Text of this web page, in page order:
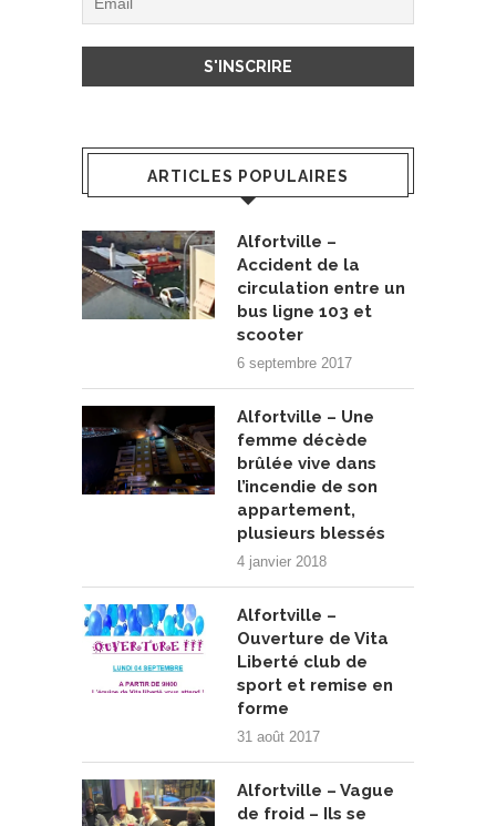
ARTICLES POPULAIRES
Alfortville –
Accident de la
circulation entre un
bus ligne 103 et
scooter
6 septembre 2017
Alfortville – Une
femme décède
brûlée vive dans
l’incendie de son
appartement,
plusieurs blessés
4 janvier 2018
Alfortville –
Ouverture de Vita
Liberté club de
sport et remise en
forme
31 août 2017
Alfortville – Vague
de froid – Ils se